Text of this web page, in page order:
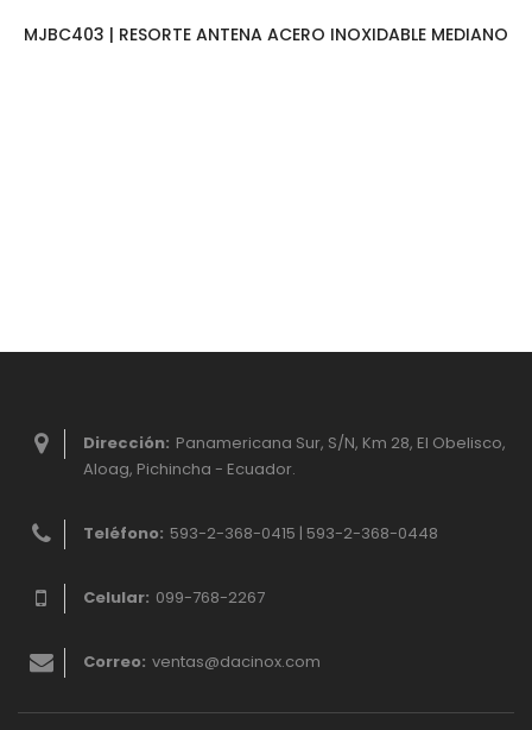
MJBC403 | RESORTE ANTENA ACERO INOXIDABLE MEDIANO
Dirección: Panamericana Sur, S/N, Km 28, El Obelisco,
Aloag, Pichincha - Ecuador.
Teléfono: 593-2-368-0415 | 593-2-368-0448
Celular: 099-768-2267
Correo: ventas@dacinox.com